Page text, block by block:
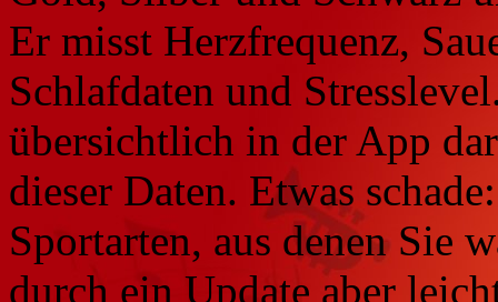
Er misst Herzfrequenz,
Schlafdaten und
übersichtlich in der App
dieser Daten. Etwas
Sportarten, aus denen Sie
durch ein Update aber